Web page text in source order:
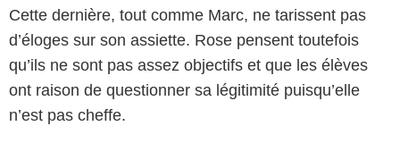
Cette dernière, tout comme Marc, ne tarissent pas
d’éloges sur son assiette. Rose pensent toutefois
qu’ils ne sont pas assez objectifs et que les élèves
ont raison de questionner sa légitimité puisqu’elle
n’est pas cheffe.